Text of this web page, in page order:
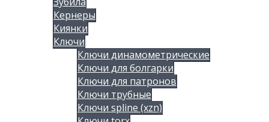
Кернеры
Киянки
Ключи
Ключи динамометрические
Ключи для болгарки
Ключи для патронов
Ключи трубные
Ключи spline (xzn)